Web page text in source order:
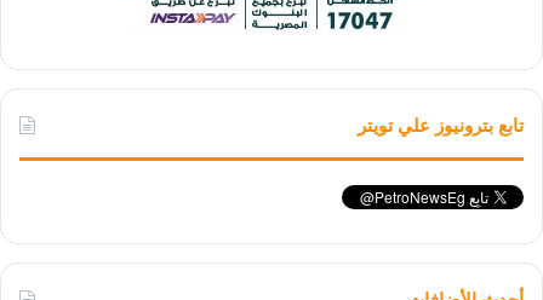
تابع بترونيوز علي تويتر